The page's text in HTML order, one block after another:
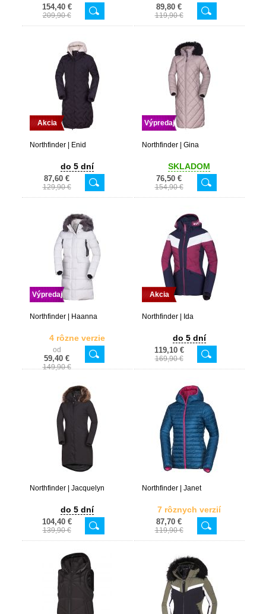
154,40 €
209,90 €
89,80 €
119,90 €
Akcia
Northfinder | Enid
do 5 dní
87,60 €
129,90 €
Výpredaj
Northfinder | Gina
SKLADOM
76,50 €
154,90 €
Výpredaj
Northfinder | Haanna
4 rôzne verzie
od
59,40 €
149,90 €
Akcia
Northfinder | Ida
do 5 dní
119,10 €
169,90 €
Northfinder | Jacquelyn
do 5 dní
104,40 €
139,90 €
Northfinder | Janet
7 rôznych verzií
87,70 €
119,90 €